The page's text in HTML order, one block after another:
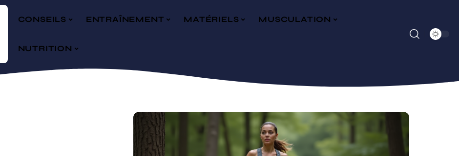
CONSEILS ENTRAÎNEMENT MATÉRIELS MUSCULATION
NUTRITION